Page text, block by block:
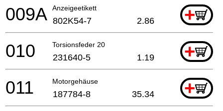
Anzeigeetikett +
009A 802K54-7 2.86
Torsionsfeder 20 +
010 231640-5 1.19
Motorgehäuse +
011 187784-8 35.34